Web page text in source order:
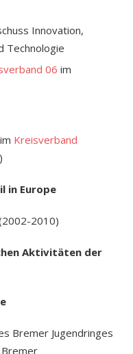
Innovation,
Technologie
06 im
im Kreisverband
in Europe
2010)
Aktivitäten der
Bremer Jugendringes